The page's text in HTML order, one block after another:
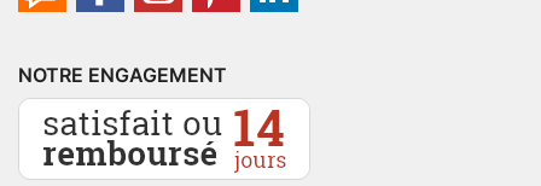
NOTRE ENGAGEMENT